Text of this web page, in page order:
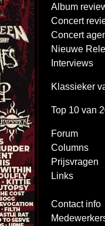
Album
Concert
Concert
Nieuwe
Interviews
Klassieker
Top 10 van
Forum
Columns
Prijsvragen
Links
Contact info